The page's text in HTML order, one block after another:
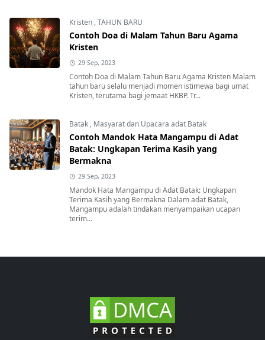
Kristen ,TAHUN BARU
Contoh Doa di Malam Tahun Baru Agama
Kristen
29 Sep, 2023
Contoh Doa di Malam Tahun Baru Agama Kristen Malam
tahun baru selalu menjadi momen istimewa bagi umat
Kristen, terutama bagi jemaat HKBP. Tr...
Batak , Masyarat dan Upacara adat Batak
Contoh Mandok Hata Mangampu di Adat
Batak: Ungkapan Terima Kasih yang
Bermakna
29 Sep, 2023
Mandok Hata Mangampu di Adat Batak: Ungkapan
Terima Kasih yang Bermakna Dalam adat Batak,
Mangampu adalah tindakan menyampaikan ucapan
terim...